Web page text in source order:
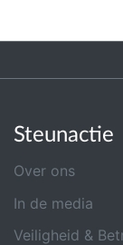
Steunactie
Over ons
In de media
Veiligheid &